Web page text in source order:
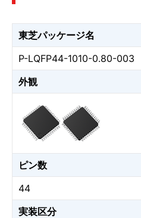
東芝パッケージ名
P-LQFP44-1010-0.80-003
外観
ピン数
44
実装区分